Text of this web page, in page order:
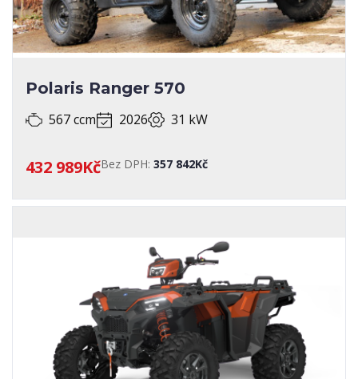
Polaris Ranger 570
567 ccm 2026 31 kW
432 989KčBez DPH: 357 842Kč